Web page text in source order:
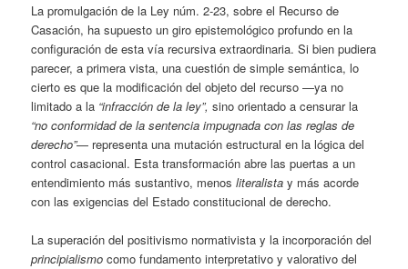
La promulgación de la Ley núm. 2-23, sobre el Recurso de
Casación, ha supuesto un giro epistemológico profundo en la
configuración de esta vía recursiva extraordinaria. Si bien pudiera
parecer, a primera vista, una cuestión de simple semántica, lo
cierto es que la modificación del objeto del recurso —ya no
limitado a la “infracción de la ley”, sino orientado a censurar la
“no conformidad de la sentencia impugnada con las reglas de
derecho”— representa una mutación estructural en la lógica del
control casacional. Esta transformación abre las puertas a un
entendimiento más sustantivo, menosliteralista y más acorde
con las exigencias del Estado constitucional de derecho.
La superación del positivismo normativista y la incorporación del
principialismo como fundamento interpretativo y valorativo del